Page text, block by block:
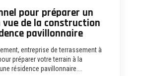
pour préparer un
de la construction
pavillonnaire
entreprise de terrassement à
préparer votre terrain à la
résidence pavillonnaire....